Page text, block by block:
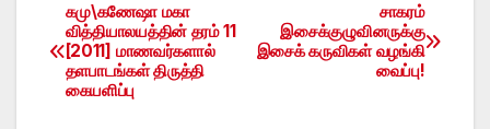
Post
navigation
சாகரம்
இசைக்குழுவினருக்கு
இசைக் கருவிகள் வழங்கி
வைப்பு!
கமு\கணேஷா மகா
வித்தியாலயத்தின் தரம் 11
[2011] மாணவர்களால்
தளபாடங்கள் திருத்தி
கையளிப்பு